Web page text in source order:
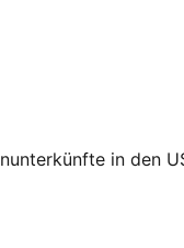
Gastgeber
in den